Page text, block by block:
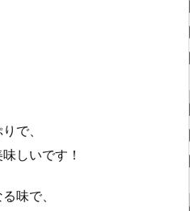
で、
しいです！
味で、